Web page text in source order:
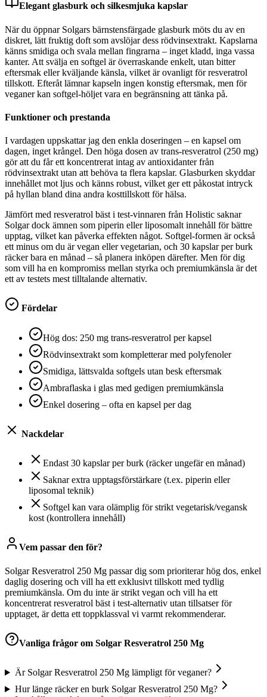
Elegant glasburk och silkesmjuka kapslar
När du öppnar Solgars bärnstensfärgade glasburk möts du av en
diskret, lätt fruktig doft som avslöjar dess rödvinsextrakt. Kapslarna
känns smidiga och svala mellan fingrarna – inget kladd, inga vassa
kanter. Att svälja en softgel är överraskande enkelt, utan bitter
eftersmak eller kväljande känsla, vilket är ovanligt för resveratrol
tillskott. Efteråt lämnar kapseln ingen konstig eftersmak, men för
veganer kan softgel-höljet vara en begränsning att tänka på.
Funktioner och prestanda
I vardagen uppskattar jag den enkla doseringen – en kapsel om
dagen, inget krångel. Den höga dosen av trans-resveratrol (250 mg)
gör att du får ett koncentrerat intag av antioxidanter från
rödvinsextrakt utan att behöva ta flera kapslar. Glasburken skyddar
innehållet mot ljus och känns robust, vilket ger ett påkostat intryck
på hyllan bland dina andra kosttillskott för hälsa.
Jämfört med resveratrol bäst i test-vinnaren från Holistic saknar
Solgar dock ämnen som piperin eller liposomalt innehåll för bättre
upptag, vilket kan påverka effekten något. Softgel-formen är också
ett minus om du är vegan eller vegetarian, och 30 kapslar per burk
räcker bara en månad – så planera inköpen därefter. Men för dig
som vill ha en kompromiss mellan styrka och premiumkänsla är det
ett av testets mest tilltalande alternativ.
Fördelar
Hög dos: 250 mg trans-resveratrol per kapsel
Rödvinsextrakt som kompletterar med polyfenoler
Smidiga, lättsvalda softgels utan besk eftersmak
Ambraflaska i glas med gedigen premiumkänsla
Enkel dosering – ofta en kapsel per dag
Nackdelar
Endast 30 kapslar per burk (räcker ungefär en månad)
Saknar extra upptagsförstärkare (t.ex. piperin eller
liposomal teknik)
Softgel kan vara olämplig för strikt vegetarisk/vegansk
kost (kontrollera innehåll)
Vem passar den för?
Solgar Resveratrol 250 Mg passar dig som prioriterar hög dos, enkel
daglig dosering och vill ha ett exklusivt tillskott med tydlig
premiumkänsla. Om du inte är strikt vegan och vill ha ett
koncentrerat resveratrol bäst i test-alternativ utan tillsatser för
upptaget, är detta ett toppklassval vi varmt rekommenderar.
Vanliga frågor om Solgar Resveratrol 250 Mg
Är Solgar Resveratrol 250 Mg lämpligt för veganer?
Hur länge räcker en burk Solgar Resveratrol 250 Mg?